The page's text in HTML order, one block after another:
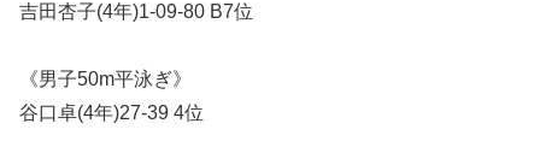
吉田杏子(4年)1-09-80 B7位
《男子50m平泳ぎ》
谷口卓(4年)27-39 4位